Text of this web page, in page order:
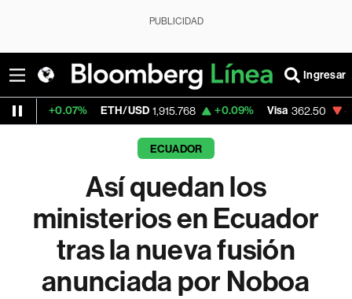
PUBLICIDAD
Ingresar
ETH/USD 1,915.768 +0.09% Visa 362.50 -2.15%
ECUADOR
Así quedan los
ministerios en Ecuador
tras la nueva fusión
anunciada por Noboa